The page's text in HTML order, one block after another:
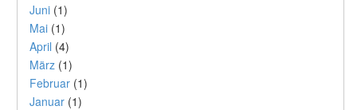
Juni (1)
Mai (1)
April (4)
März (1)
Februar (1)
Januar (1)